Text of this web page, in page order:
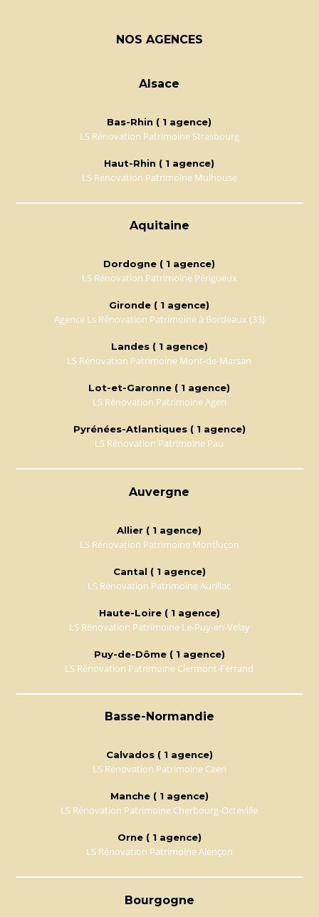
NOS AGENCES
Alsace
Bas-Rhin ( 1 agence)
LS Rénovation Patrimoine Strasbourg
Haut-Rhin ( 1 agence)
LS Rénovation Patrimoine Mulhouse
Aquitaine
Dordogne ( 1 agence)
LS Rénovation Patrimoine Périgueux
Gironde ( 1 agence)
Agence Ls Rénovation Patrimoine à Bordeaux (33)
Landes ( 1 agence)
LS Rénovation Patrimoine Mont-de-Marsan
Lot-et-Garonne ( 1 agence)
LS Rénovation Patrimoine Agen
Pyrénées-Atlantiques ( 1 agence)
LS Rénovation Patrimoine Pau
Auvergne
Allier ( 1 agence)
LS Rénovation Patrimoine Montluçon
Cantal ( 1 agence)
LS Rénovation Patrimoine Aurillac
Haute-Loire ( 1 agence)
LS Rénovation Patrimoine Le-Puy-en-Velay
Puy-de-Dôme ( 1 agence)
LS Rénovation Patrimoine Clermont-Ferrand
Basse-Normandie
Calvados ( 1 agence)
LS Rénovation Patrimoine Caen
Manche ( 1 agence)
LS Rénovation Patrimoine Cherbourg-Octeville
Orne ( 1 agence)
LS Rénovation Patrimoine Alençon
Bourgogne